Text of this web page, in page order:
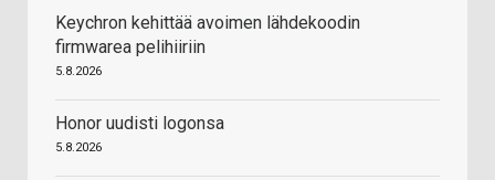
Keychron kehittää avoimen lähdekoodin
firmwarea pelihiiriin
5.8.2026
Honor uudisti logonsa
5.8.2026